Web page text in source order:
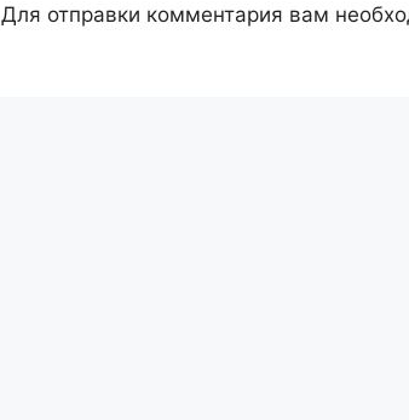
Для отправки комментария вам